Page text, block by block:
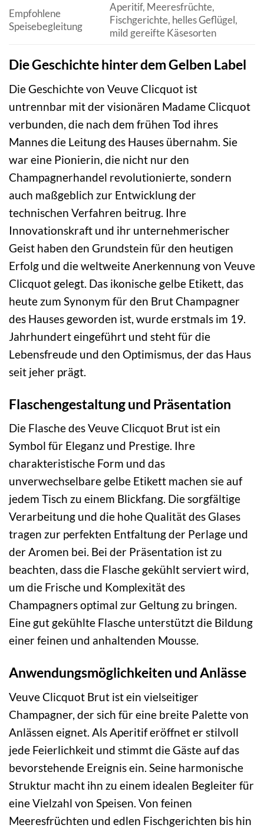
Empfohlene
Speisebegleitung
Aperitif, Meeresfrüchte,
Fischgerichte, helles Geflügel,
mild gereifte Käsesorten
Die Geschichte hinter dem Gelben Label
Die Geschichte von Veuve Clicquot ist
untrennbar mit der visionären Madame Clicquot
verbunden, die nach dem frühen Tod ihres
Mannes die Leitung des Hauses übernahm. Sie
war eine Pionierin, die nicht nur den
Champagnerhandel revolutionierte, sondern
auch maßgeblich zur Entwicklung der
technischen Verfahren beitrug. Ihre
Innovationskraft und ihr unternehmerischer
Geist haben den Grundstein für den heutigen
Erfolg und die weltweite Anerkennung von Veuve
Clicquot gelegt. Das ikonische gelbe Etikett, das
heute zum Synonym für den Brut Champagner
des Hauses geworden ist, wurde erstmals im 19.
Jahrhundert eingeführt und steht für die
Lebensfreude und den Optimismus, der das Haus
seit jeher prägt.
Flaschengestaltung und Präsentation
Die Flasche des Veuve Clicquot Brut ist ein
Symbol für Eleganz und Prestige. Ihre
charakteristische Form und das
unverwechselbare gelbe Etikett machen sie auf
jedem Tisch zu einem Blickfang. Die sorgfältige
Verarbeitung und die hohe Qualität des Glases
tragen zur perfekten Entfaltung der Perlage und
der Aromen bei. Bei der Präsentation ist zu
beachten, dass die Flasche gekühlt serviert wird,
um die Frische und Komplexität des
Champagners optimal zur Geltung zu bringen.
Eine gut gekühlte Flasche unterstützt die Bildung
einer feinen und anhaltenden Mousse.
Anwendungsmöglichkeiten und Anlässe
Veuve Clicquot Brut ist ein vielseitiger
Champagner, der sich für eine breite Palette von
Anlässen eignet. Als Aperitif eröffnet er stilvoll
jede Feierlichkeit und stimmt die Gäste auf das
bevorstehende Ereignis ein. Seine harmonische
Struktur macht ihn zu einem idealen Begleiter für
eine Vielzahl von Speisen. Von feinen
Meeresfrüchten und edlen Fischgerichten bis hin